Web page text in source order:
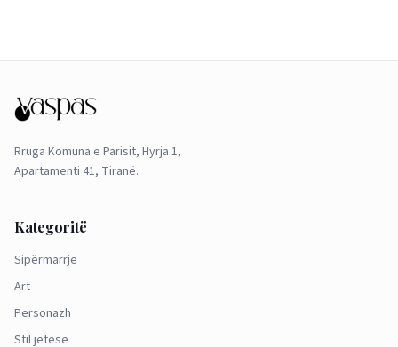
Rruga Komuna e Parisit, Hyrja 1,
Apartamenti 41, Tiranë.
Kategoritë
Sipërmarrje
Art
Personazh
Stil jetese